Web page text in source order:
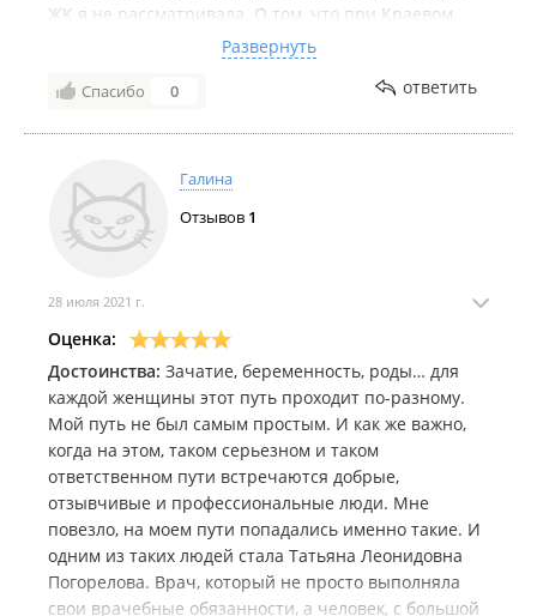
ЖК я не рассматривала. О том, что при Краевом
роддоме работает центр "Счастливое материнство"
узнала от нашего педиатра, друга семьи, По
рекомендации я собиралась наблюдаться у
Болдыжовой Ларисе Григорьевне. Лариса
Григорьевна с первого визита вызвала у меня
доверие, всю беременность наблюдалась у неё,
сейчас продолжаю наблюдаться после родов.
даже 40, осмотр каждый раз как у космонавта, при
малейших вопросах в анализах разбирались в чем
причина, пересдавали или назначали
доп.исследования. Мне такой серьёзный подход
очень понравился. На 37 неделе заболела голова, я
позвонила Л.Г., она посоветовала ложится в
стационар 1 отделения краевого роддома. Мы с
мужем приехали, меня в приемном с такой
причиной не горели желанием брать и сказали что
нужно направление от врача. Т.к. Счастливое
материнство находится в здании 1 отделения
Краевого роддома, поход к врачу за направлением
Развернуть
Спасибо 0 ответить
Галина
Отзывов 1
28 июля 2021 г.
Оценка:
Достоинства: Зачатие, беременность, роды… для
каждой женщины этот путь проходит по-разному.
Мой путь не был самым простым. И как же важно,
когда на этом, таком серьезном и таком
ответственном пути встречаются добрые,
отзывчивые и профессиональные люди. Мне
повезло, на моем пути попадались именно такие. И
одним из таких людей стала Татьяна Леонидовна
Погорелова. Врач, который не просто выполняла
свои врачебные обязанности, а человек, с большой